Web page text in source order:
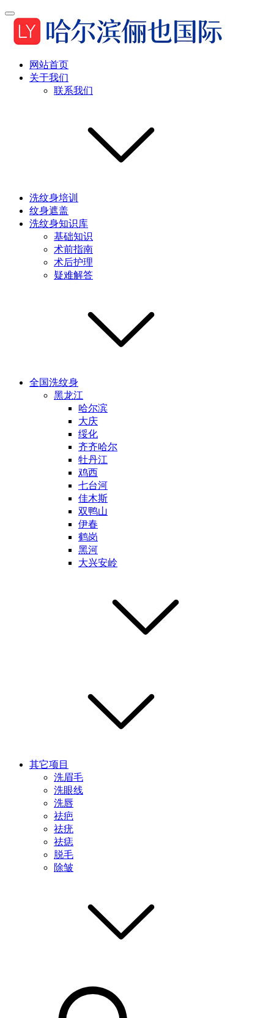
网站首页
关于我们
联系我们
洗纹身培训
纹身遮盖
洗纹身知识库
基础知识
术前指南
术后护理
疑难解答
全国洗纹身
黑龙江
哈尔滨
大庆
绥化
齐齐哈尔
牡丹江
鸡西
七台河
佳木斯
双鸭山
伊春
鹤岗
黑河
大兴安岭
其它项目
洗眉毛
洗眼线
洗唇
祛疤
祛疣
祛痣
脱毛
除皱